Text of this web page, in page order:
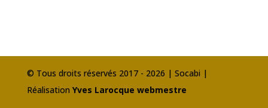
© Tous droits réservés 2017 - 2026 | Socabi |
Réalisation Yves Larocque webmestre